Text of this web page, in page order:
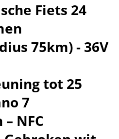
Fiets 24
75km) - 36V
tot 25
7
NFC